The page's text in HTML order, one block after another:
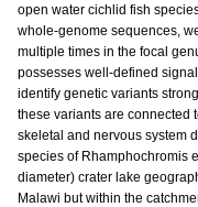
open water cichlid fish
whole-genome sequences,
multiple times in the focal
possesses well-defined
identify genetic variants
these variants are connected
skeletal and nervous system
species of Rhamphochromis
diameter) crater lake
Malawi but within the